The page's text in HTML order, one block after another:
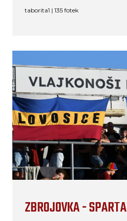
taborita1 | 135 fotek
ZBROJOVKA - SPARTA